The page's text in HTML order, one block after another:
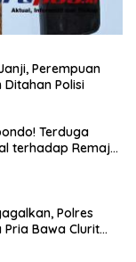
Perempuan
Polisi
Terduga
terhadap Remaja
Polres
Bawa Clurit